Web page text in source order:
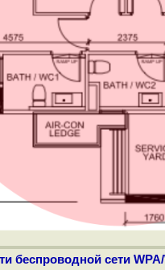
беспроводной сети